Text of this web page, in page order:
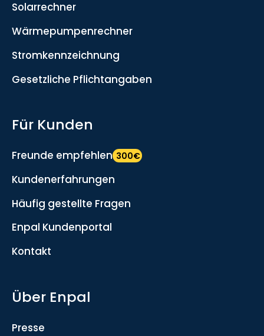
Solarrechner
Wärmepumpenrechner
Stromkennzeichnung
Gesetzliche Pflichtangaben
Für Kunden
Freunde empfehlen 300€
Kundenerfahrungen
Häufig gestellte Fragen
Enpal Kundenportal
Kontakt
Über Enpal
Presse